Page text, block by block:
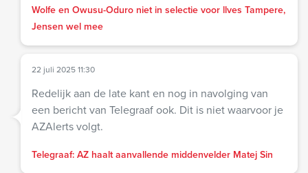
Wolfe en Owusu-Oduro niet in selectie voor llves Tampere,
Jensen wel mee
22 juli 2025 11:30
Redelijk aan de late kant en nog in navolging van
een bericht van Telegraaf ook. Dit is niet waarvoor je
AZAlerts volgt.
Telegraaf: AZ haalt aanvallende middenvelder Matej Sin